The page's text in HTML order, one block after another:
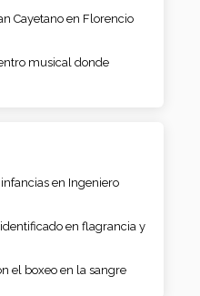
Cayetano en Florencio
musical donde
en Ingeniero
en flagrancia y
el boxeo en la sangre